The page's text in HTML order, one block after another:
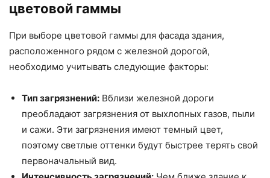
цветовой гаммы
При выборе цветовой гаммы для фасада здания,
расположенного рядом с железной дорогой,
необходимо учитывать следующие факторы:
Тип загрязнений: Вблизи железной дороги
преобладают загрязнения от выхлопных газов, пыли
и сажи. Эти загрязнения имеют темный цвет,
поэтому светлые оттенки будут быстрее терять свой
первоначальный вид.